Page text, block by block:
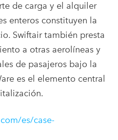
de carga y el alquiler
enteros constituyen la
Swiftair también presta
a otras aerolíneas y
de pasajeros bajo la
es el elemento central
es/case-